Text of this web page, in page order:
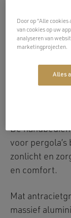
voor
De
voor
zonlicht en
en comfort.
Mat
massief
Door op “Alle
van cookies op uw
analyseren van
marketingprojecten.
Alles